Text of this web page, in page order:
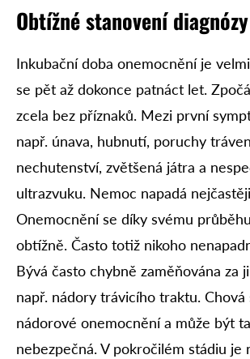
Obtížné stanovení diagnózy
Inkubační doba onemocnění je
se pět až dokonce patnáct let.
zcela bez příznaků. Mezi první
např. únava, hubnutí, poruchy
nechutenství, zvětšená játra a
ultrazvuku. Nemoc napadá
Onemocnění se díky svému
obtížně. Často totiž nikoho
Bývá často chybně zaměňována za
např. nádory trávicího traktu. Chová
nádorové onemocnění a může být
nebezpečná. V pokročilém stádiu je